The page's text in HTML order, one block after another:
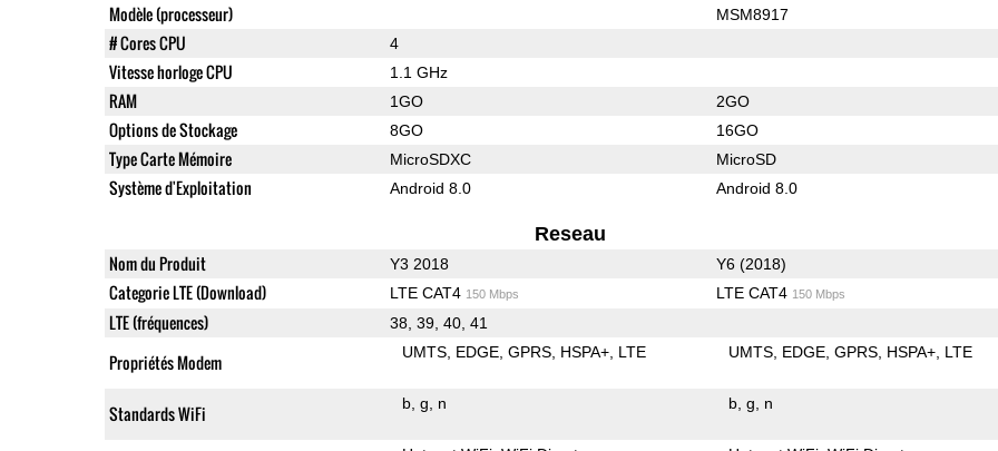
Modèle (processeur) MSM8917
# Cores CPU 4
Vitesse horloge CPU 1.1 GHz
RAM 1GO 2GO
Options de Stockage 8GO 16GO
Type Carte Mémoire MicroSDXC MicroSD
Système d'Exploitation Android 8.0 Android 8.0
Reseau
Nom du Produit Y3 2018 Y6 (2018)
Categorie LTE (Download) LTE CAT4 150 Mbps LTE CAT4 150 Mbps
LTE (fréquences) 38, 39, 40, 41
Propriétés Modem UMTS EDGE GPRS HSPA+ LTE UMTS EDGE GPRS HSPA+ LTE
Standards WiFi b g n b g n